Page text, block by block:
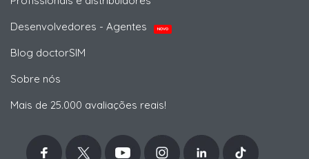
Desenvolvedores - Agentes
NOVO
Blog doctorSIM
Sobre nós
Mais de 25.000 avaliações reais!